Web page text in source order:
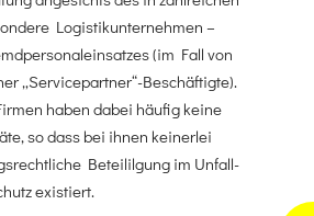
Logistikunternehmen –
(im Fall von
„Servicepartner“-Beschäftigte).
haben dabei häufig keine
so dass bei ihnen keinerlei
Beteililgung im Unfall-
existiert.